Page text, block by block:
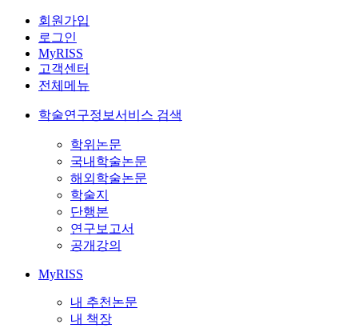
회원가입
로그인
MyRISS
고객센터
전체메뉴
학술연구정보서비스 검색
학위논문
국내학술논문
해외학술논문
학술지
단행본
연구보고서
공개강의
MyRISS
내 추천논문
내 책장